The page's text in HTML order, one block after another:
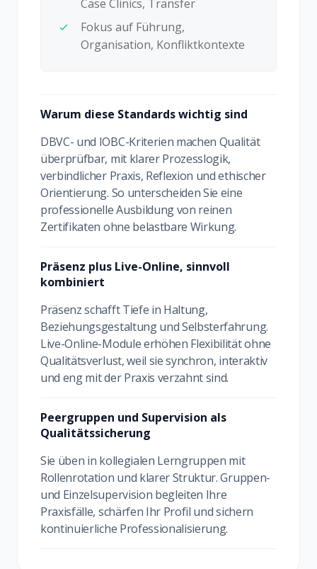
Case Clinics, Transfer
Fokus auf Führung,
Organisation, Konfliktkontexte
Warum diese Standards wichtig sind
DBVC- und IOBC-Kriterien machen Qualität
überprüfbar, mit klarer Prozesslogik,
verbindlicher Praxis, Reflexion und ethischer
Orientierung. So unterscheiden Sie eine
professionelle Ausbildung von reinen
Zertifikaten ohne belastbare Wirkung.
Präsenz plus Live-Online, sinnvoll
kombiniert
Präsenz schafft Tiefe in Haltung,
Beziehungsgestaltung und Selbsterfahrung.
Live-Online-Module erhöhen Flexibilität ohne
Qualitätsverlust, weil sie synchron, interaktiv
und eng mit der Praxis verzahnt sind.
Peergruppen und Supervision als
Qualitätssicherung
Sie üben in kollegialen Lerngruppen mit
Rollenrotation und klarer Struktur. Gruppen-
und Einzelsupervision begleiten Ihre
Praxisfälle, schärfen Ihr Profil und sichern
kontinuierliche Professionalisierung.